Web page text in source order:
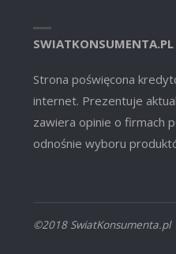
SWIATKONSUMENTA.PL
Strona poświęcona
internet. Prezentuje
zawiera opinie o firmach
odnośnie wyboru
©2018 SwiatKonsumenta.pl